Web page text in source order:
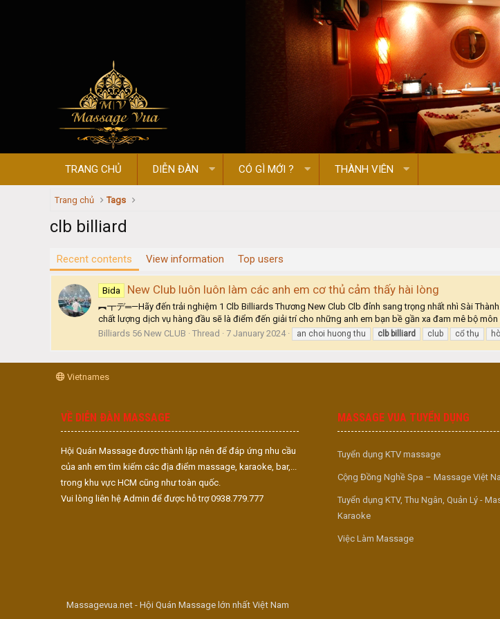
TRANG CHỦ DIỄN ĐÀN CÓ GÌ MỚI ? THÀNH VIÊN
Trang chủ Tags
clb billiard
Recent contents View information Top users
Bida New Club luôn luôn làm các anh em cơ thủ cảm thấy hài lòng
︻┳デ═—Hãy đến trải nghiệm 1 Clb Billiards Thương New Club Clb đỉnh sang trọng nhất nhì Sài
chất lượng dịch vụ hàng đầu sẽ là điểm đến giải trí cho những anh em bạn bề gần xa đam mê bộ môn
Billiards 56 New CLUB
Thread 7 January 2024 an choi huong thu clb billiard club cổ thụ
Vietnames
VỀ DIỄN ĐÀN MASSAGE
Hội Quán Massage được thành lập nên để đáp ứng nhu cầu
của anh em tìm kiếm các địa điểm massage, karaoke, bar,...
trong khu vực HCM cũng như toàn quốc.
Vui lòng liên hệ Admin để được hỗ trợ 0938.779.777
MASSAGE VUA TUYỂN DỤNG
Tuyển dụng KTV massage
Cộng Đồng Nghề Spa – Massage Việt
Tuyển dụng KTV, Thu Ngân, Quản Lý -
Karaoke
Việc Làm Massage
Massagevua.net - Hội Quán Massage lớn nhất Việt Nam